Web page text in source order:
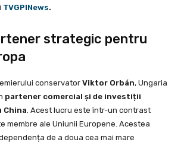
TVGPINews.
strategic pentru
conservator Viktor Orbán, Ungaria
partener comercial și de investiții
. Acest lucru este într-un contrast
membre ale Uniunii Europene. Acestea
de a doua cea mai mare